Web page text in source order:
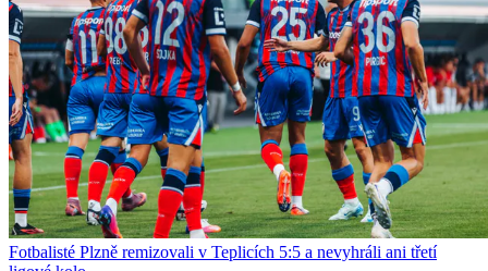
Fotbalisté Plzně remizovali v Teplicích 5:5 a nevyhráli ani třetí